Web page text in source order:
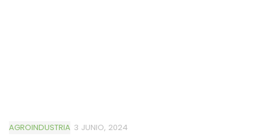
AGROINDUSTRIA 3 JUNIO, 2024